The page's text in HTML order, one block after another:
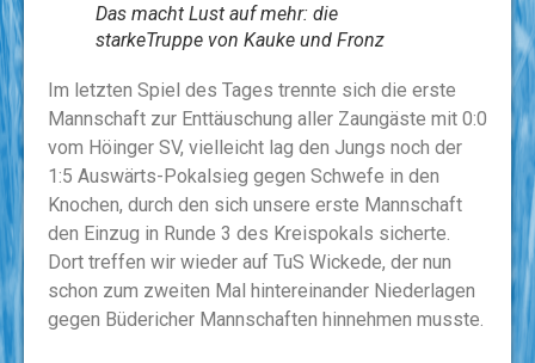
Das macht Lust auf mehr: die
starkeTruppe von Kauke und Fronz
Im letzten Spiel des Tages trennte sich die erste
Mannschaft zur Enttäuschung aller Zaungäste mit 0:0
vom Höinger SV, vielleicht lag den Jungs noch der
1:5 Auswärts-Pokalsieg gegen Schwefe in den
Knochen, durch den sich unsere erste Mannschaft
den Einzug in Runde 3 des Kreispokals sicherte.
Dort treffen wir wieder auf TuS Wickede, der nun
schon zum zweiten Mal hintereinander Niederlagen
gegen Büdericher Mannschaften hinnehmen musste.